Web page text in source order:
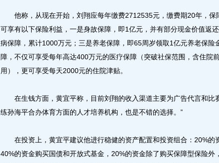
他称，从现在开始，刘翔应每年缴费2712535元，缴费期20年，保
可享有以下保险利益，一是身故保障，即1亿元，并有部分现金价值返
病保障，累计1000万元；三是养老保障，即65周岁领取1亿元养老保险
障，不仅可享受每年高达400万元的医疗保障（突破社保范围，含住院
用），更可享受每天2000元的住院津贴。
在生钱方面，黄宜平称，目前刘翔的收入渠道主要为广告代言和比
练孙海平合办体育方面的人才培养机构，也是不错的选择。”
在投资上，黄宜平建议他进行稳健的资产配置和投资组合：20%的
40%的资金购买国债和开放式基金，20%的资金除了购买保障型保险外